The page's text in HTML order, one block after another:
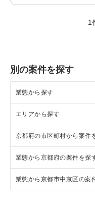
1
別の案件を探す
業態から探す
ラーメンの居抜き売却物
フランス料理の居抜き売
イタリア料理の居抜き売
中華の居抜き売却物件の
エリアから探す
東京23区の飲食店の居抜
東京都下の飲食店の居抜
千葉県の飲食店の居抜き
京都府の市区町村から案件
京都市中京区の飲食店の
京田辺市の飲食店の居抜
業態から京都府の案件を探
京都府のラーメンの居抜
業態から京都市中京区の案